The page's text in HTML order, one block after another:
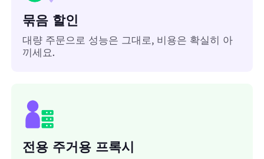
묶음 할인
대량 주문으로 성능은 그대로, 비용은 확실히 아
끼세요.
전용 주거용 프록시